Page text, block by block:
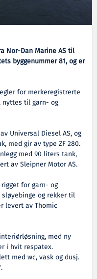
Nor-Dan Marine AS til
byggenummer 81, og er
for merkeregistrerte
nyttes til garn- og
Universal Diesel AS, og
med gir av type ZF 280.
med 90 liters tank,
av Sleipner Motor AS.
for garn- og
og rekker til
levert av Thomic
med ny
i hvit respatex.
med wc, vask og dusj.